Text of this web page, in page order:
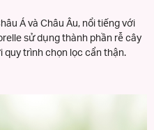
Á và Châu Âu, nổi tiếng với
sử dụng thành phần rễ cây
quy trình chọn lọc cẩn thận.